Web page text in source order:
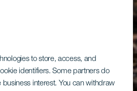
to store, access, and
identifiers. Some partners do
interest. You can withdraw